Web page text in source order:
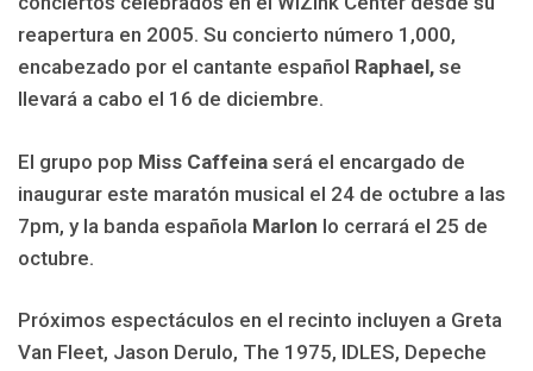
reapertura en 2005. Su concierto número 1,000,
encabezado por el cantante español Raphael, se
llevará a cabo el 16 de diciembre.
El grupo pop Miss Caffeina será el encargado de
inaugurar este maratón musical el 24 de octubre a las
7pm, y la banda española Marlon lo cerrará el 25 de
octubre.
Próximos espectáculos en el recinto incluyen a Greta
Van Fleet, Jason Derulo, The 1975, IDLES, Depeche